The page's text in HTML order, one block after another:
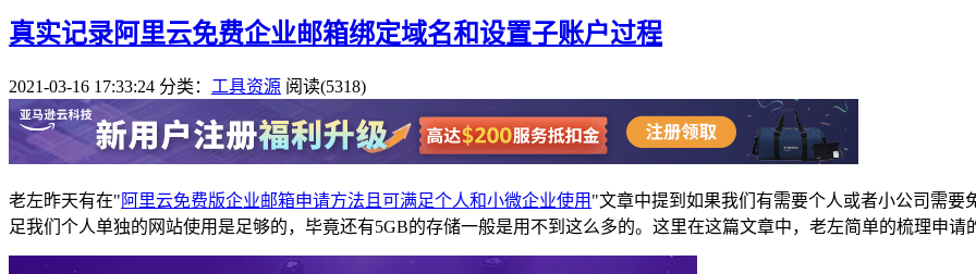
真实记录阿里云免费企业邮箱绑定域名和设置子账户过程
2021-03-16 17:33:24 分类： 工具资源 阅读(5318)
老左昨天有在" 阿里云免费版企业邮箱申请方法且可满足个人和小微企业使用 "文章中提到如果我们有需要个人或者小公司需
足我们个人单独的网站使用是足够的，毕竟还有5GB的存储一般是用不到这么多的。这里在这篇文章中，老左简单的梳理申请